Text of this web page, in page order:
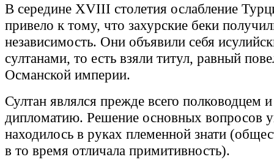
В середине XVIII столетия ослабление
привело к тому, что захурские беки
независимость. Они объявили себя
султанами, то есть взяли титул, равный
Османской империи.
Султан являлся прежде всего полководцем и
дипломатию. Решение основных вопросов
находилось в руках племенной знати
в то время отличала примитивность).